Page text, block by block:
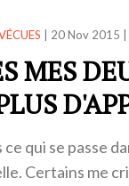
20 Nov 2015
MES
ce qui se passe
Certains me